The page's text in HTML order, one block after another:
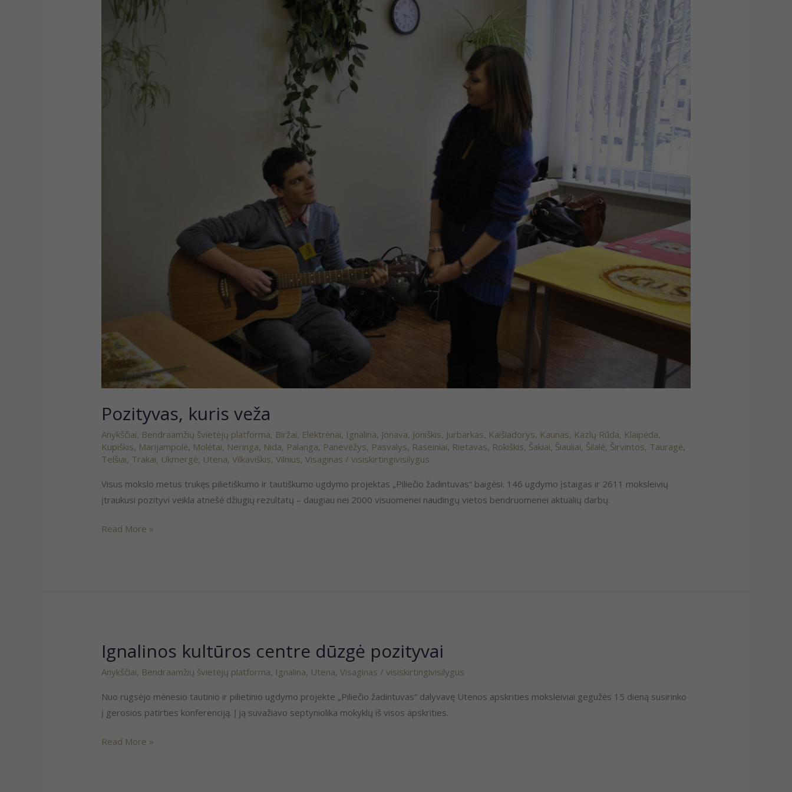
Pozityvas, kuris veža
Anykščiai, Bendraamžių švietėjų platforma, Biržai, Elektrėnai, Ignalina, Jonava, Joniškis, Jurbarkas, Kaišiadorys, Kaunas, Kazlų Rūda, Klaipėda,
Kupiškis, Marijampolė, Molėtai, Neringa, Nida, Palanga, Panevėžys, Pasvalys, Raseiniai, Rietavas, Rokiškis, Šakiai, Šiauliai, Šilalė, Širvintos, Tauragė,
Telšiai, Trakai, Ukmergė, Utena,Vilkaviškis,Vilnius,Visaginas /visiskirtingivisilygus
Visus mokslo metus trukęs pilietiškumo ir tautiškumo ugdymo projektas „Piliečio žadintuvas“ baigėsi. 146 ugdymo įstaigas ir 2611 moksleivių
įtraukusi pozityvi veikla atnešė džiugių rezultatų – daugiau nei 2000 visuomenei naudingų vietos bendruomenei aktualių darbų.
kuris
Read More »
Ignalinos kultūros centre dūzgė pozityvai
Anykščiai, Bendraamžių švietėjų platforma, Ignalina, Utena,Visaginas /visiskirtingivisilygus
Nuo rugsėjo mėnesio tautinio ir pilietinio ugdymo projekte „Piliečio žadintuvas“ dalyvavę Utenos apskrities moksleiviai gegužės 15 dieną susirinko
į gerosios patirties konferenciją. Į ją suvažiavo septyniolika mokyklų iš visos apskrities.
Ignalinos
kultūros
centre
dūzgė
pozityvai
Read More »